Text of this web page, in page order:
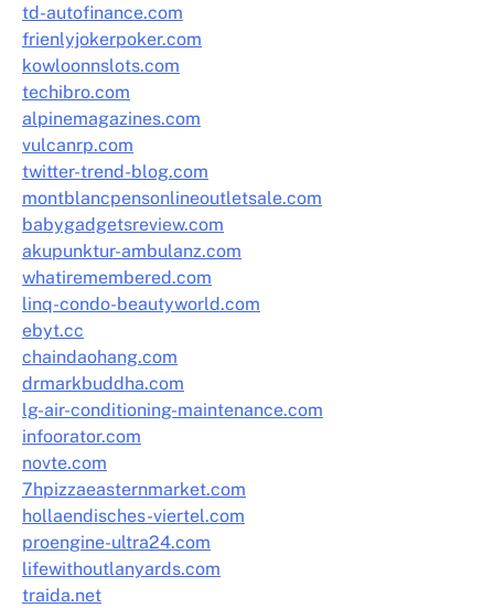
td-autofinance.com
frienlyjokerpoker.com
kowloonnslots.com
techibro.com
alpinemagazines.com
vulcanrp.com
twitter-trend-blog.com
montblancpensonlineoutletsale.com
babygadgetsreview.com
akupunktur-ambulanz.com
whatiremembered.com
linq-condo-beautyworld.com
ebyt.cc
chaindaohang.com
drmarkbuddha.com
lg-air-conditioning-maintenance.com
infoorator.com
novte.com
7hpizzaeasternmarket.com
hollaendisches-viertel.com
proengine-ultra24.com
lifewithoutlanyards.com
traida.net